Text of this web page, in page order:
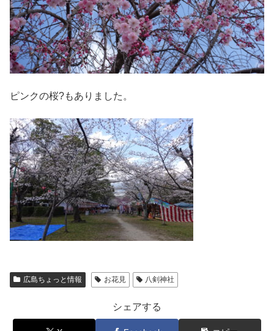
ピンクの桜?もありました。
広島ちょっと情報 お花見 八剣神社
シェアする